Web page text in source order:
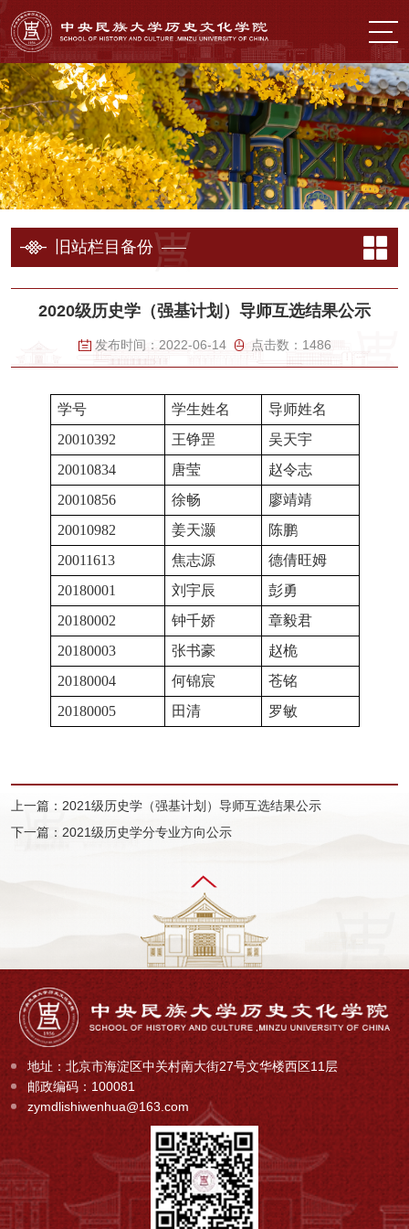
旧站栏目备份
2020级历史学（强基计划）导师互选结果公示
发布时间： 2022-06-14 点击数： 1486
学号 学生姓名
导师姓名
20010392
王铮罡
吴天宇
20010834
唐莹
赵令志
20010856
徐畅
廖靖靖
20010982
姜天灏
陈鹏
20011613
焦志源
德倩旺姆
20180001
刘宇辰
彭勇
20180002
钟千娇
章毅君
20180003
张书豪
赵桅
20180004
何锦宸
苍铭
20180005
田清 罗敏
上一篇：2021级历史学（强基计划）导师互选结果公示
下一篇：2021级历史学分专业方向公示
地址：北京市海淀区中关村南大街27号文华楼西区11层
邮政编码：100081
zymdlishiwenhua@163.com